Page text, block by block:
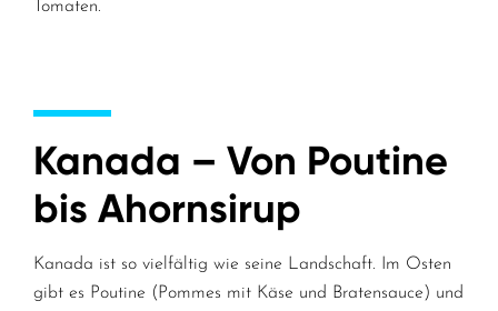
Tomaten.
Kanada – Von Poutine
bis Ahornsirup
Kanada ist so vielfältig wie seine Landschaft. Im Osten
gibt es Poutine (Pommes mit Käse und Bratensauce) und